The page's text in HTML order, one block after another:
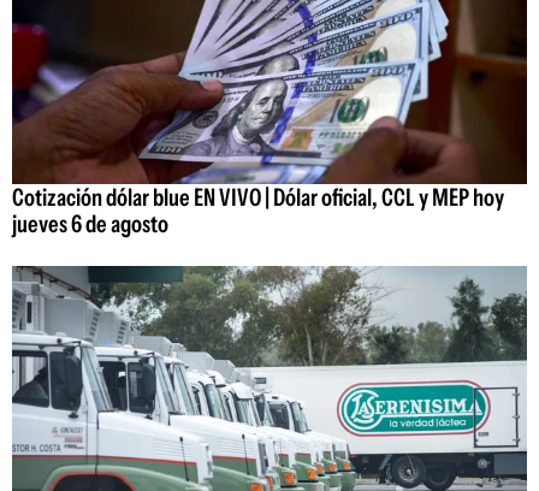
Cotización dólar blue EN VIVO | Dólar oficial, CCL y MEP hoy
jueves 6 de agosto